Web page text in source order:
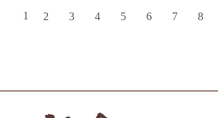
1 2 3 4 5 6 7 8